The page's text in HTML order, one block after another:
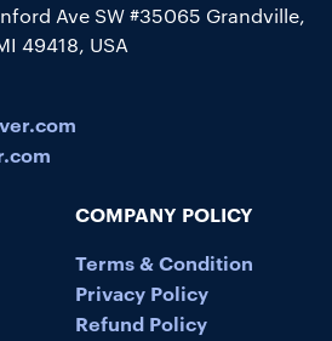
Ave SW #35065 Grandville,
49418, USA
COMPANY POLICY
Terms & Condition
Privacy Policy
Refund Policy